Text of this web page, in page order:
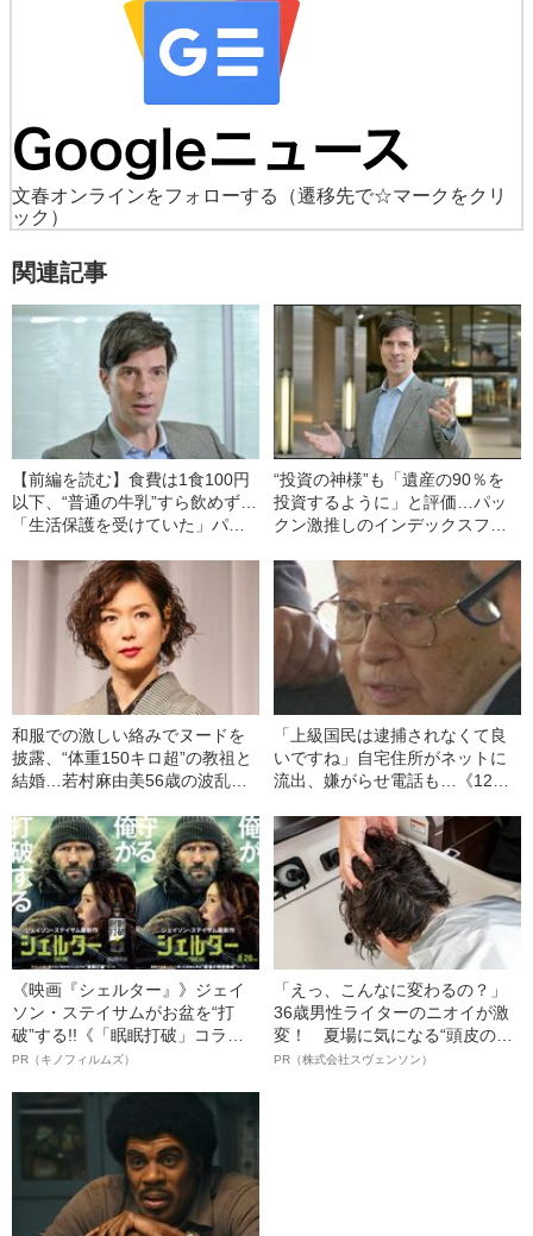
文春オンラインをフォローする
（遷移先で☆マークをクリ
ック）
関連記事
【前編を読む】食費は1食100円
以下、“普通の牛乳”すら飲めず…
「生活保護を受けていた」パッ
たワケ
“投資の神様”も「遺産の90％を
投資するように」と評価…パッ
クン激推しのインデックスファ
和服での激しい絡みでヌードを
披露、“体重150キロ超”の教祖と
結婚…若村麻由美56歳の波乱万
「上級国民は逮捕されなくて良
いですね」自宅住所がネットに
流出、嫌がらせ電話も…《12人
の長男が直面した「加害者家族
への暴力」
《映画『シェルター』》ジェイ
ソン・ステイサムがお盆を“打
破”する!!《「眠眠打破」コラ
ボ》
PR（キノフィルムズ）
「えっ、こんなに変わるの？」
36歳男性ライターのニオイが激
変！ 夏場に気になる“頭皮のニ
オイ”や“ベタつき”を解消す
PR（株式会社スヴェンソン）